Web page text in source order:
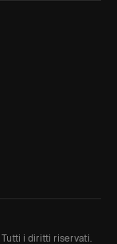
Tutti i diritti riservati.